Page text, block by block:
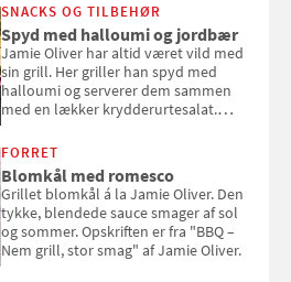
SNACKS OG TILBEHØR
Spyd med halloumi og jordbær
Jamie Oliver har altid været vild med
sin grill. Her griller han spyd med
halloumi og serverer dem sammen
med en lækker krydderurtesalat.
smag" af Jamie Oliver.
FORRET
Blomkål med romesco
Grillet blomkål á la Jamie Oliver. Den
tykke, blendede sauce smager af sol
og sommer. Opskriften er fra "BBQ –
Nem grill, stor smag" af Jamie Oliver.